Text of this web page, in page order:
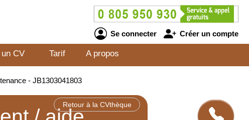
Se connecter Créer un compte
CV Tarif A propos
- JB1303041803
Retour à la CVthèque